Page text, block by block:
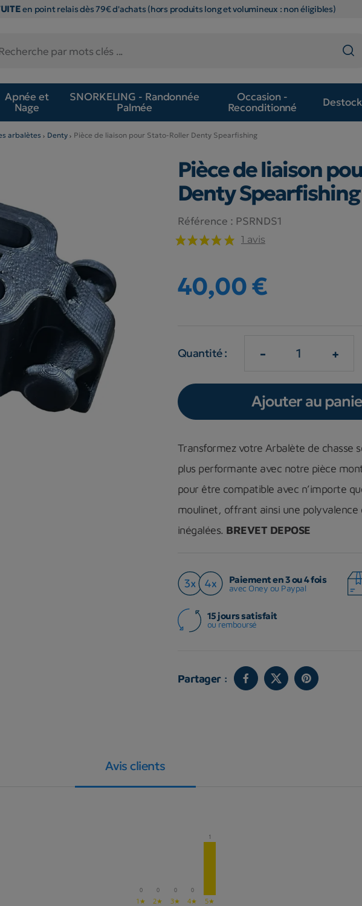
en point relais dès 79€ d'achats (hors produits long et volumineux : non éligibles)
Apnée et
Nage
SNORKELING - Randonnée
Palmée
Occasion -
Reconditionné
arbalètes Denty Pièce de liaison pour Stato-Roller Denty Spearfishing
Pièce de liaison
Denty Spearfishing
Référence : PSRNDS1
1 avis
40,00 €
Quantité : - +
Ajouter au
Transformez votre Arbalète de chasse
plus performante avec notre pièce
pour être compatible avec n’importe
moulinet, offrant ainsi une polyvalence
inégalées. BREVET DEPOSE
Paiement en 3 ou 4 fois
avec Oney ou Paypal
15 jours satisfait
ou remboursé
Partager :
Avis clients
0
1★
0
2★
0
3★
0
4★
1
5★